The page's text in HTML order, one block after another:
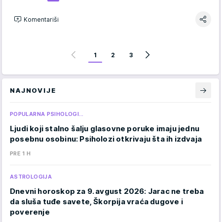
Komentariši
1 2 3
NAJNOVIJE
POPULARNA PSIHOLOGI…
Ljudi koji stalno šalju glasovne poruke imaju jednu
posebnu osobinu: Psiholozi otkrivaju šta ih izdvaja
PRE 1 H
ASTROLOGIJA
Dnevni horoskop za 9. avgust 2026: Jarac ne treba
da sluša tuđe savete, Škorpija vraća dugove i
poverenje